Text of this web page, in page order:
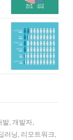
발 개발자
러닝 리모트워크